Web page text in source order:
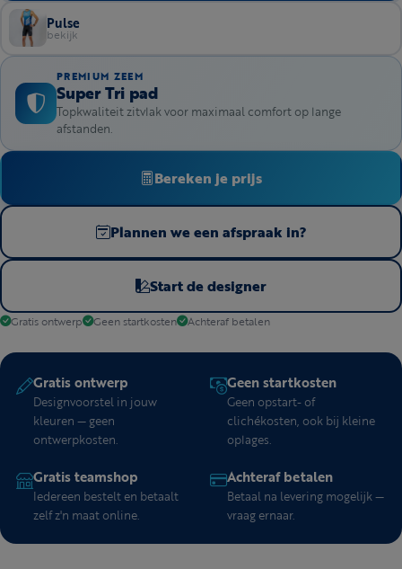
Pulse
bekijk
PREMIUM ZEEM
Super Tri pad
Topkwaliteit zitvlak voor maximaal comfort op lange
afstanden.
Bereken je prijs
Plannen we een afspraak in?
Start de designer
Gratis ontwerp Geen startkosten Achteraf betalen
Gratis ontwerp
Designvoorstel in jouw
kleuren — geen
ontwerpkosten.
Geen startkosten
Geen opstart- of
clichékosten, ook bij kleine
oplages.
Gratis teamshop
Iedereen bestelt en betaalt
zelf z'n maat online.
Achteraf betalen
Betaal na levering mogelijk —
vraag ernaar.